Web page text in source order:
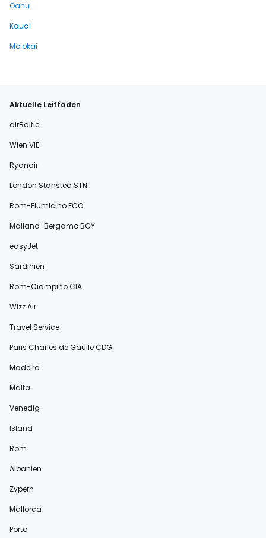
Oahu
Kauai
Molokai
Aktuelle Leitfäden
airBaltic
Wien VIE
Ryanair
London Stansted STN
Rom-Fiumicino FCO
Mailand-Bergamo BGY
easyJet
Sardinien
Rom-Ciampino CIA
Wizz Air
Travel Service
Paris Charles de Gaulle CDG
Madeira
Malta
Venedig
Island
Rom
Albanien
Zypern
Mallorca
Porto